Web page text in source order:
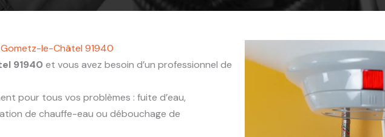
le-Châtel 91940
91940 et vous avez besoin d’un professionnel de
pour tous vos problèmes : fuite d’eau,
de chauffe-eau ou débouchage de